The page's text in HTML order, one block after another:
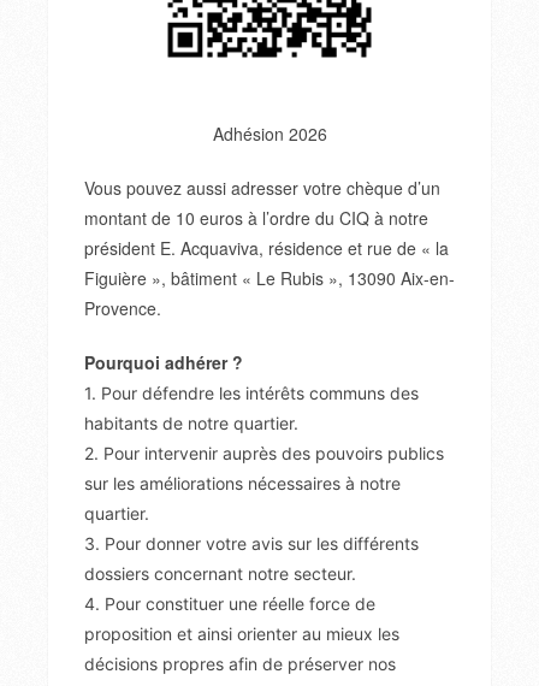
Adhésion 2026
Vous pouvez aussi adresser votre chèque d’un
montant de 10 euros à l’ordre du CIQ à notre
président E. Acquaviva, résidence et rue de « la
Figuière », bâtiment « Le Rubis », 13090 Aix-en-
Provence.
Pourquoi adhérer ?
1. Pour défendre les intérêts communs des
habitants de notre quartier.
2. Pour intervenir auprès des pouvoirs publics
sur les améliorations nécessaires à notre
quartier.
3. Pour donner votre avis sur les différents
dossiers concernant notre secteur.
4. Pour constituer une réelle force de
proposition et ainsi orienter au mieux les
décisions propres afin de préserver nos